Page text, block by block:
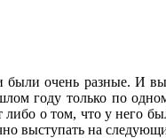
очень разные. И
году только по
о том, что у него
выступать на